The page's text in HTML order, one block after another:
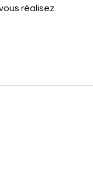
réalisez